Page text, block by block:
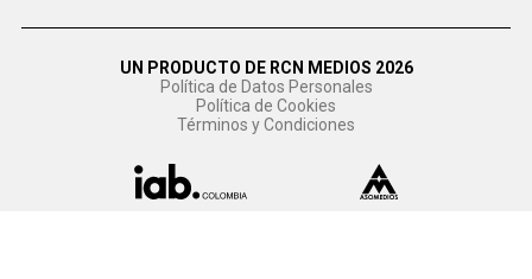
UN PRODUCTO DE RCN MEDIOS 2026
Política de Datos Personales
Política de Cookies
Términos y Condiciones